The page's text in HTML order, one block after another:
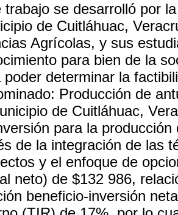
trabajo se desarrolló por
de Cuitláhuac,
Agrícolas, y sus
para bien de la
poder determinar la
Producción de
de Cuitláhuac,
para la
de la integración de las
y el enfoque de
neto) de $132 986,
beneficio-inversión